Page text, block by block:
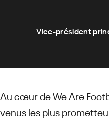
Vice-président
Au cœur de We Are
venus les plus